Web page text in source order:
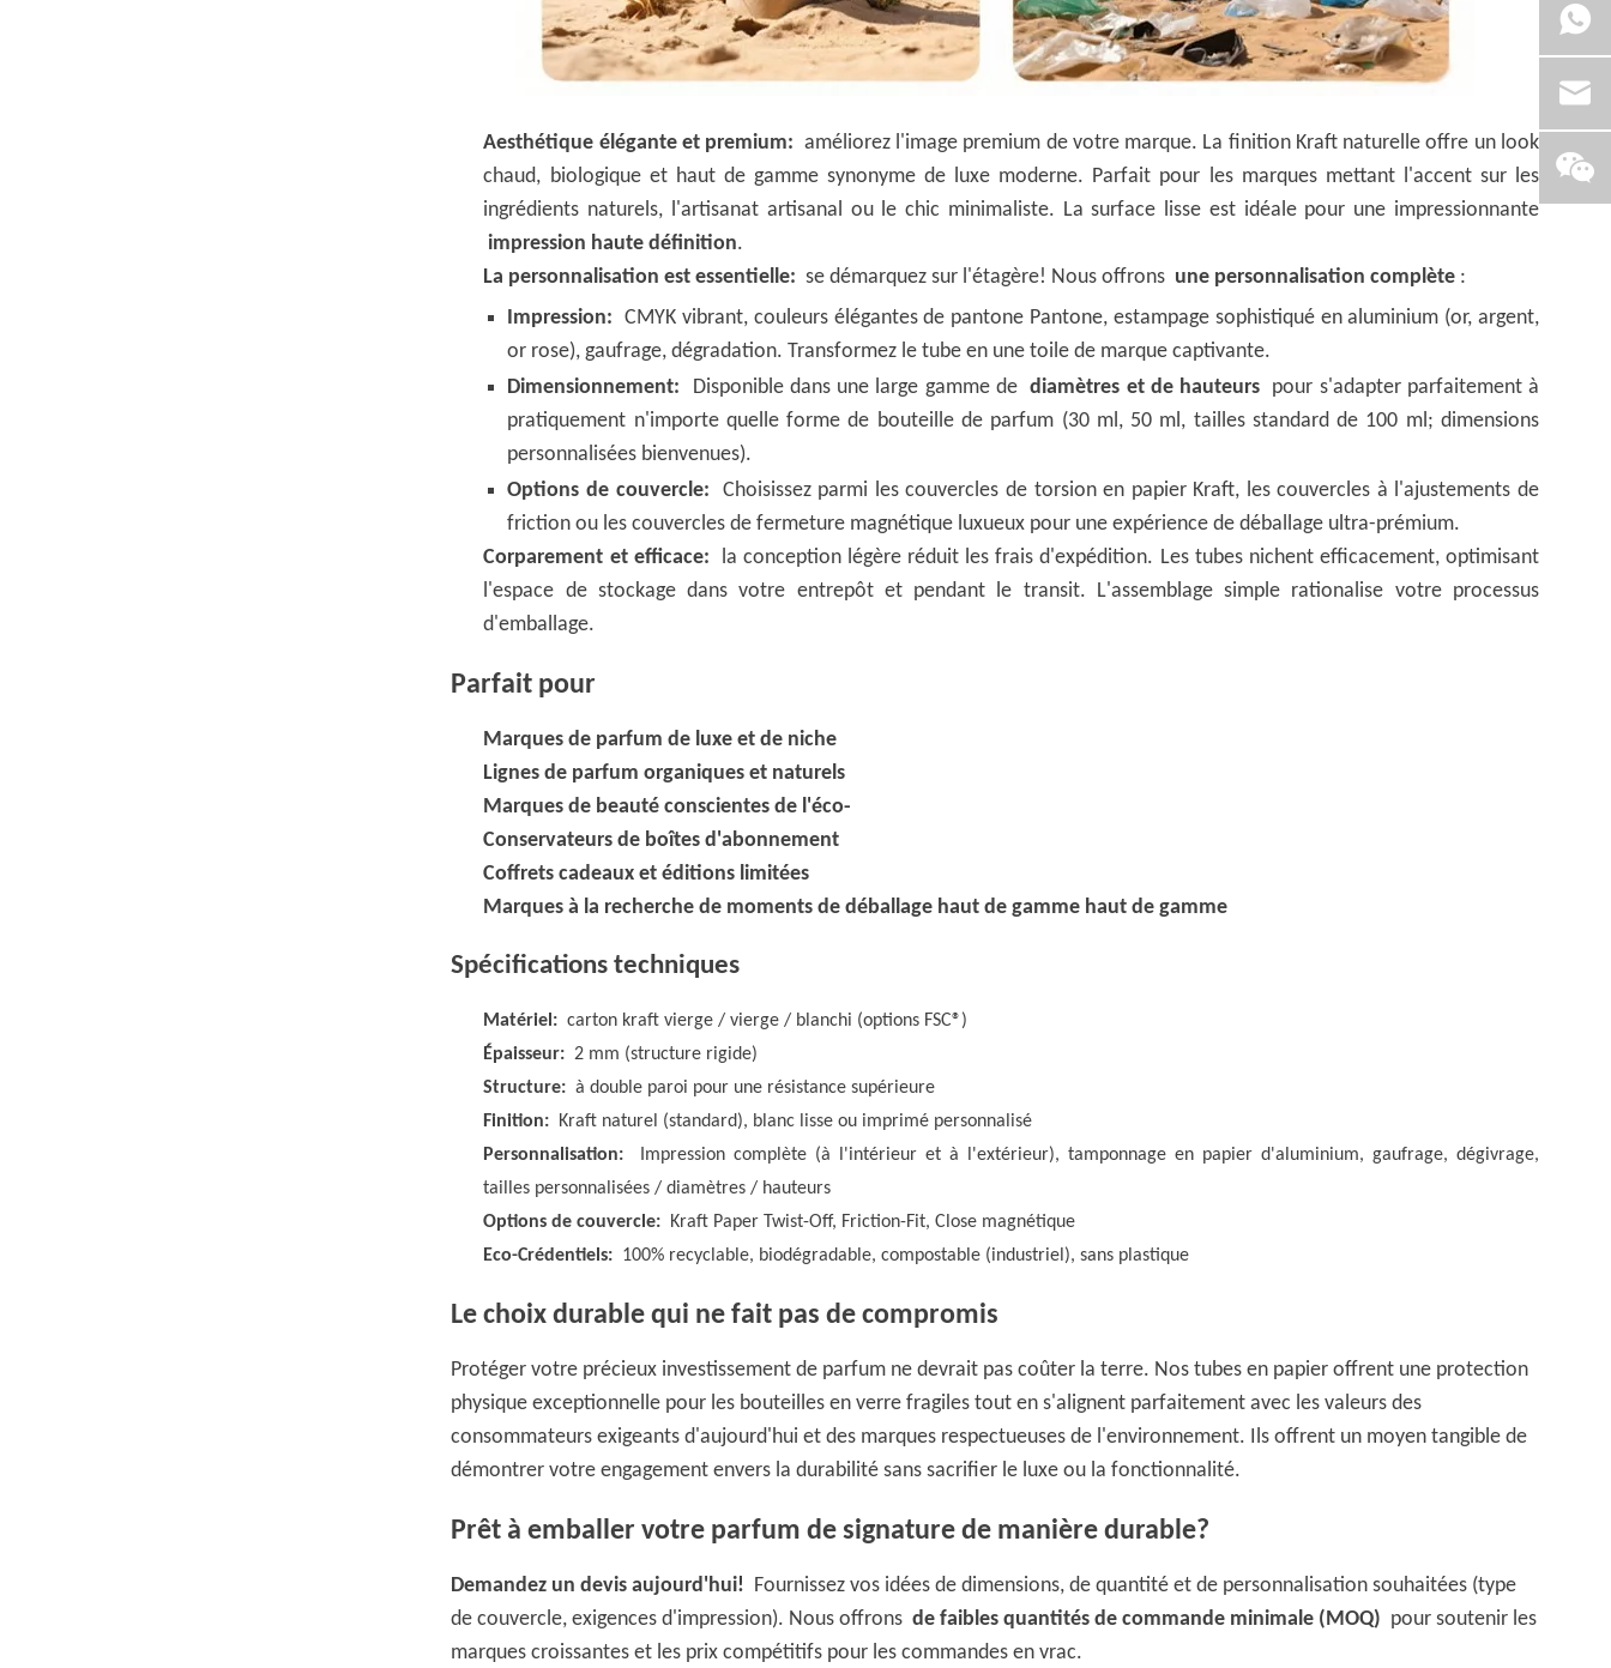
Aesthétique élégante et premium: améliorez l'image premium de votre marque. La finition Kraft naturelle offre un look
chaud, biologique et haut de gamme synonyme de luxe moderne. Parfait pour les marques mettant l'accent sur les
ingrédients naturels, l'artisanat artisanal ou le chic minimaliste. La surface lisse est idéale pour une impressionnante
impression haute définition.
La personnalisation est essentielle: se démarquez sur l'étagère! Nous offrons une personnalisation complète :
Impression: CMYK vibrant, couleurs élégantes de pantone Pantone, estampage sophistiqué en aluminium (or, argent,
or rose), gaufrage, dégradation. Transformez le tube en une toile de marque captivante.
Dimensionnement:
Disponible dans une large gamme dediamètres et de hauteurs pour s'adapter parfaitement à
pratiquement n'importe quelle forme de bouteille de parfum (30 ml, 50 ml, tailles standard de 100 ml; dimensions
personnalisées bienvenues).
Options de couvercle:
Choisissez parmi les couvercles de torsion en papier Kraft, les couvercles à l'ajustements de
friction ou les couvercles de fermeture magnétique luxueux pour une expérience de déballage ultra-prémium.
Corparement et efficace:
la conception légère réduit les frais d'expédition. Les tubes nichent efficacement, optimisant
l'espace de stockage dans votre entrepôt et pendant le transit. L'assemblage simple rationalise votre processus
d'emballage.
Parfait pour
Marques de parfum de luxe et de niche
Lignes de parfum organiques et naturels
Marques de beauté conscientes de l'éco-
Conservateurs de boîtes d'abonnement
Coffrets cadeaux et éditions limitées
Marques à la recherche de moments de déballage haut de gamme haut de gamme
Spécifications techniques
Matériel: carton kraft vierge / vierge / blanchi (options FSC®)
Épaisseur: 2 mm (structure rigide)
Structure: à double paroi pour une résistance supérieure
Finition:
Kraft naturel (standard), blanc lisse ou imprimé personnalisé
Personnalisation:
Impression complète (à l'intérieur et à l'extérieur), tamponnage en papier d'aluminium, gaufrage, dégivrage,
tailles personnalisées / diamètres / hauteurs
Options de couvercle:
Kraft Paper Twist-Off, Friction-Fit, Close magnétique
Eco-Crédentiels: 100% recyclable, biodégradable, compostable (industriel), sans plastique
Le choix durable qui ne fait pas de compromis
Protéger votre précieux investissement de parfum ne devrait pas coûter la terre. Nos tubes en papier offrent une protection
physique exceptionnelle pour les bouteilles en verre fragiles tout en s'alignent parfaitement avec les valeurs des
consommateurs exigeants d'aujourd'hui et des marques respectueuses de l'environnement. Ils offrent un moyen tangible de
démontrer votre engagement envers la durabilité sans sacrifier le luxe ou la fonctionnalité.
Prêt à emballer votre parfum de signature de manière durable?
Demandez un devis aujourd'hui! Fournissez vos idées de dimensions, de quantité et de personnalisation souhaitées (type
de couvercle, exigences d'impression). Nous offrons de faibles quantités de commande minimale (MOQ) pour soutenir les
marques croissantes et les prix compétitifs pour les commandes en vrac.